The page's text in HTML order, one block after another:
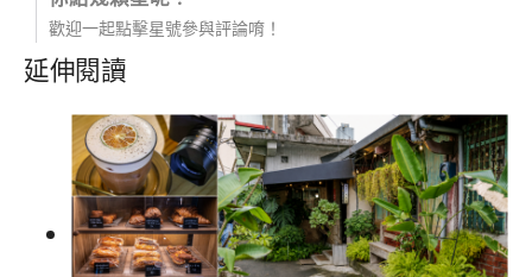
歡迎一起點擊星號參與評論唷！
延伸閱讀